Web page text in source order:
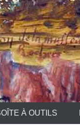
À OUTILS